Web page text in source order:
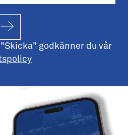
godkänner du vår